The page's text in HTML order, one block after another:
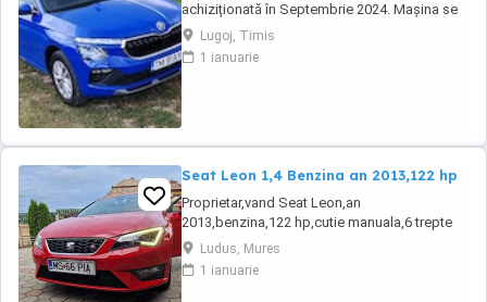
achiziționată în Septembrie 2024. Mașina se
află într-o stare impecabila. Detalii tehnice:
Motorizare: 1.5 TSI, 150 CP Transmisie:
Automată DSG An fabricație: 2024
Lugoj, Timis
1 ianuarie
Seat Leon 1,4 Benzina an 2013,122 hp
Proprietar,vand Seat Leon,an
2013,benzina,122 hp,cutie manuala,6 trepte
de viteza,alcantara,navigatie,stare perfecta
tehnic si estetic,revizii anuale la max 6000
km,fiind a doua masina in familie,distributie
Ludus, Mures
1 ianuarie